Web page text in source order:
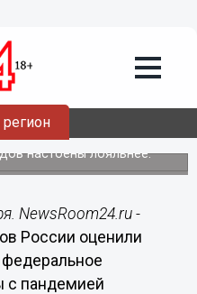
считают
настоены лояльнее.
NewsRoom24.ru -
России оценили
с пандемией